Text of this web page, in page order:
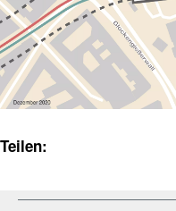
Teilen: